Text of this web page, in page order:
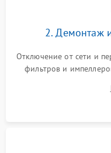
2. Демонтаж
Отключение от сети и
фильтров и
циркуляционному